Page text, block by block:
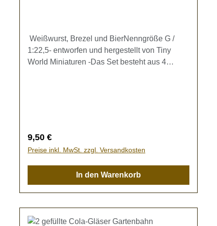
Weißwurst, Brezel und BierNenngröße G /
1:22,5- entworfen und hergestellt von Tiny
World Miniaturen -Das Set besteht aus 4
Regulärer Preis:
9,50 €
Preise inkl. MwSt. zzgl. Versandkosten
In den Warenkorb